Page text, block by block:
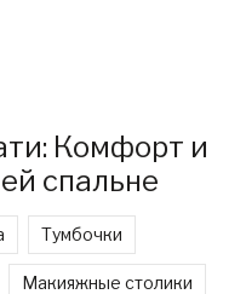
Комфорт и
спальне
Тумбочки
Макияжные столики